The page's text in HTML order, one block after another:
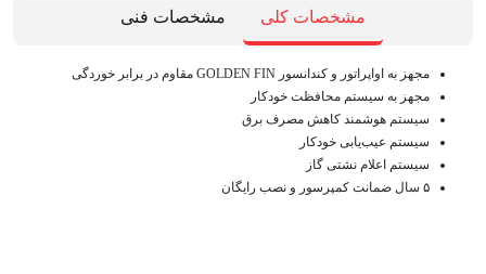
مشخصات کلی مشخصات فنی
مجهز به اواپراتور و کندانسور GOLDEN FIN مقاوم در برابر خوردگی
مجهز به سیستم محافظت خودکار
سیستم هوشمند کاهش مصرف برق
سیستم عیب‌یابی خودکار
سیستم اعلام نشتی گاز
۵ سال ضمانت کمپرسور و نصب رایگان